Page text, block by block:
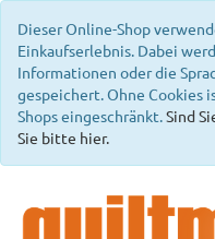
Dieser Online-Shop
Einkaufserlebnis. Dabei
Informationen oder die
gespeichert. Ohne Cookies
Shops eingeschränkt.Sind
Sie bitte hier.